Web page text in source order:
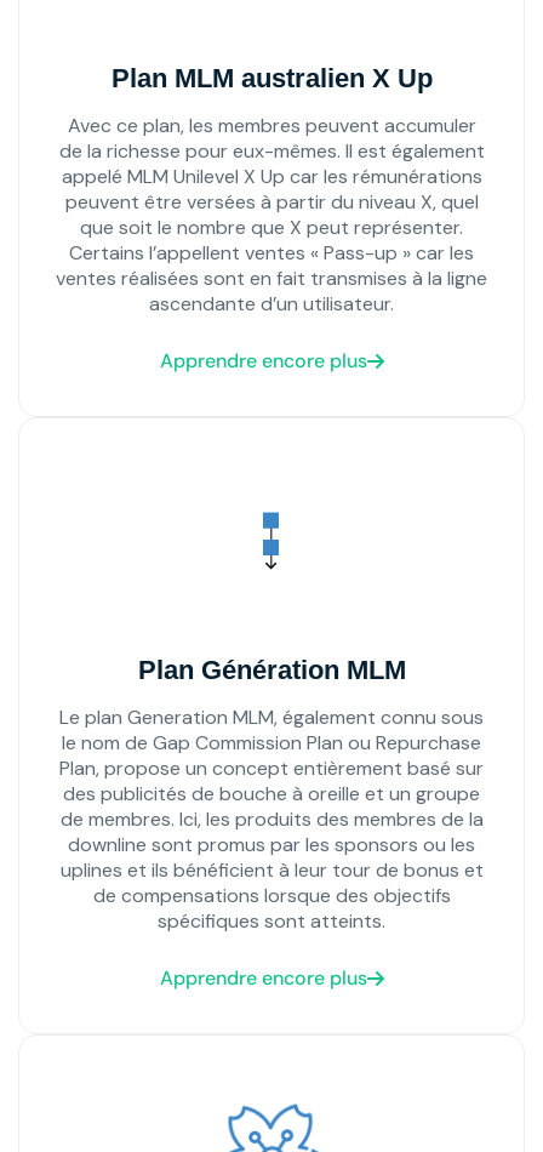
Plan MLM australien X Up
Avec ce plan, les membres peuvent accumuler
de la richesse pour eux-mêmes. Il est également
appelé MLM Unilevel X Up car les rémunérations
peuvent être versées à partir du niveau X, quel
que soit le nombre que X peut représenter.
Certains l’appellent ventes « Pass-up » car les
ventes réalisées sont en fait transmises à la ligne
ascendante d’un utilisateur.
Apprendre encore plus
Plan Génération MLM
Le plan Generation MLM, également connu sous
le nom de Gap Commission Plan ou Repurchase
Plan, propose un concept entièrement basé sur
des publicités de bouche à oreille et un groupe
de membres. Ici, les produits des membres de la
downline sont promus par les sponsors ou les
uplines et ils bénéficient à leur tour de bonus et
de compensations lorsque des objectifs
spécifiques sont atteints.
Apprendre encore plus